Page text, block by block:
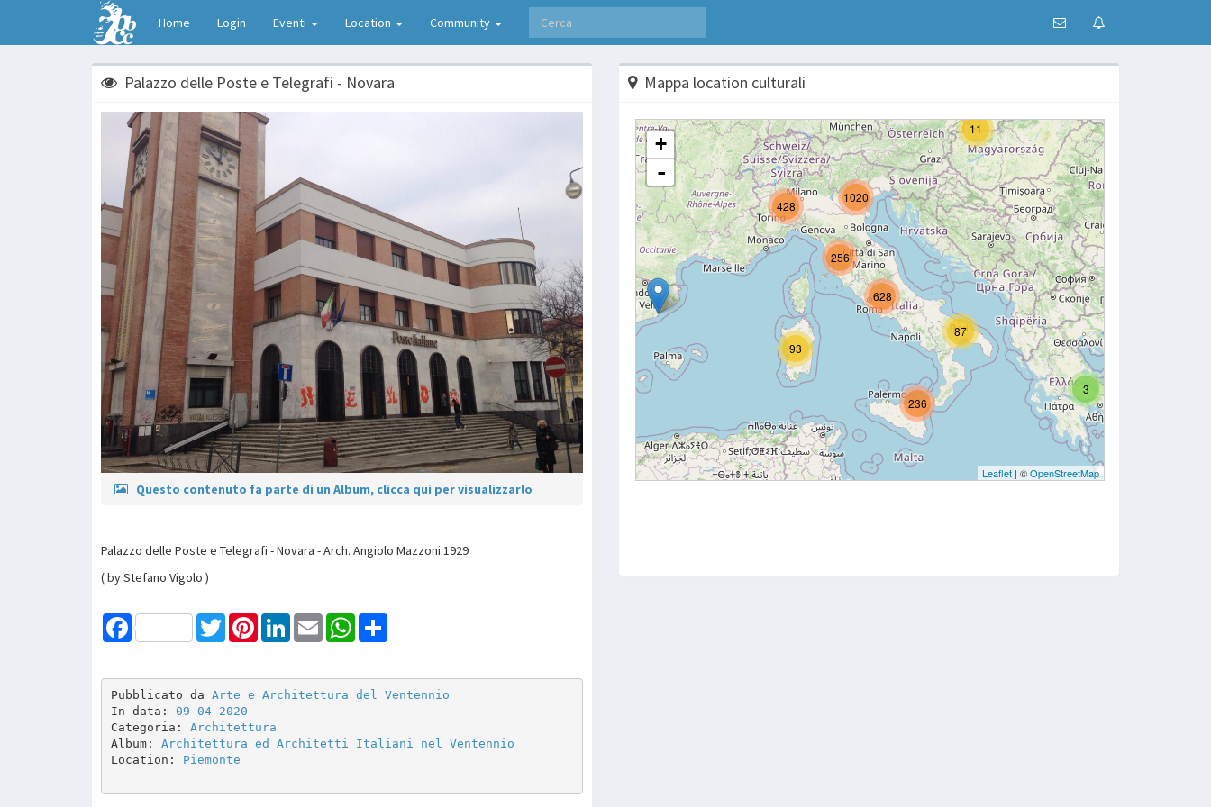
Home Login Eventi Location Community
Palazzo delle Poste e Telegrafi - Novara
Questo contenuto fa parte di un Album, clicca qui per visualizzarlo
Palazzo delle Poste e Telegrafi - Novara - Arch. Angiolo Mazzoni 1929
( by Stefano Vigolo )
Facebook TwitterPinterestLinkedInEmail WhatsApp
Pubblicato da Arte e Architettura del Ventennio
In data: 09-04-2020
Categoria: Architettura
Album: Architettura ed Architetti Italiani nel Ventennio
Location: Piemonte
Mappa location culturali